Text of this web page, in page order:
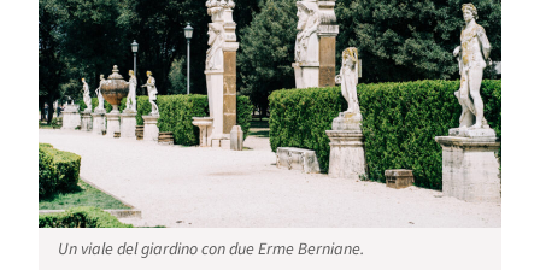
Un viale del giardino con due Erme Berniane.